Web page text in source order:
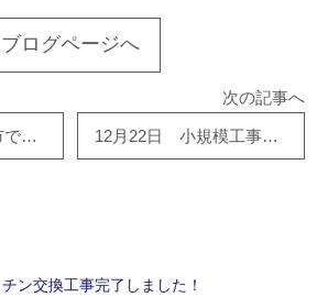
ブログページへ
12月18日 東近江市でペアガラス交換、クロス張替え工事 完了しました！
次の記事へ
12月22日 小規模工事完了です！
ン交換工事完了しました！